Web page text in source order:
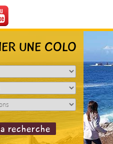
UNE COLO